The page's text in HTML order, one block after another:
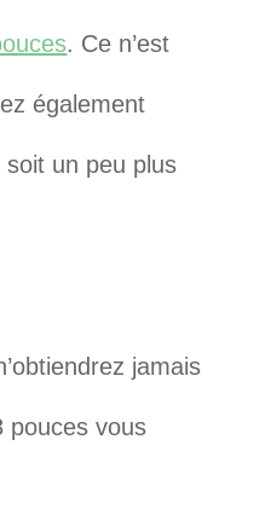
. Ce n’est
également
un peu plus
jamais
pouces vous